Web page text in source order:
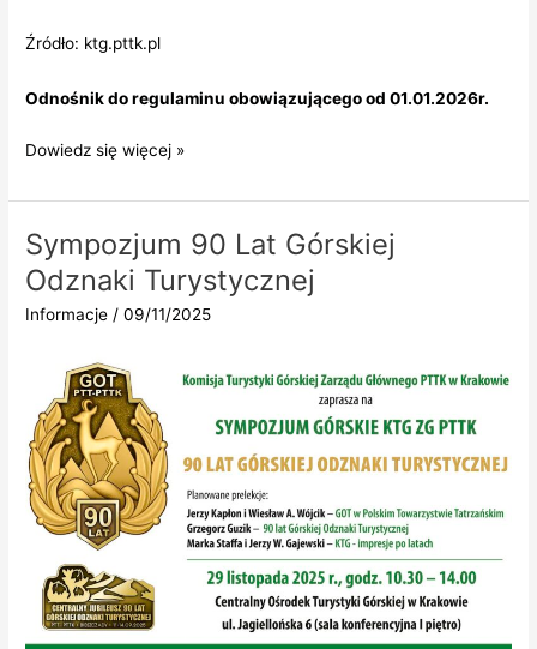
Źródło: ktg.pttk.pl
Odnośnik do regulaminu obowiązującego od 01.01.2026r.
Nowy
zdobywania
PTTK
Dowiedz się więcej »
Sympozjum 90 Lat Górskiej
Odznaki Turystycznej
Informacje /09/11/2025